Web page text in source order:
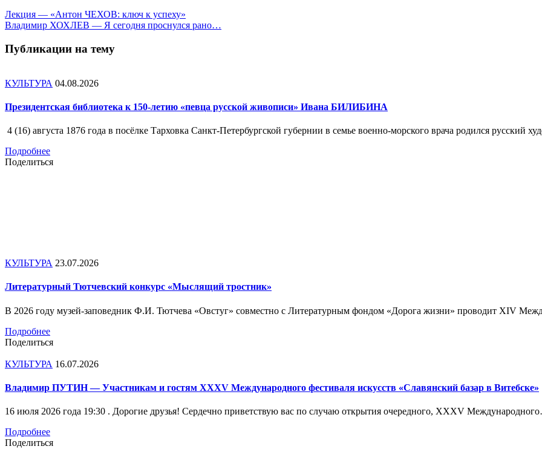
Лекция — «Антон ЧЕХОВ: ключ к успеху»
Владимир ХОХЛЕВ — Я сегодня проснулся рано…
Публикации на тему
КУЛЬТУРА 04.08.2026
Президентская библиотека к 150-летию «певца русской живописи» Ивана БИЛИБИНА
4 (16) августа 1876 года в посёлке Тарховка Санкт-Петербургской губернии в семье военно-морского врача родился русский
Подробнее
Поделиться
КУЛЬТУРА 23.07.2026
Литературный Тютчевский конкурс «Мыслящий тростник»
В 2026 году музей-заповедник Ф.И. Тютчева «Овстуг» совместно с Литературным фондом «Дорога жизни» проводит ХIV
Подробнее
Поделиться
КУЛЬТУРА 16.07.2026
Владимир ПУТИН — Участникам и гостям XXXV Международного фестиваля искусств «Славянский базар в Витебске»
16 июля 2026 года 19:30 . Дорогие друзья! Сердечно приветствую вас по случаю открытия очередного, XXXV
Подробнее
Поделиться